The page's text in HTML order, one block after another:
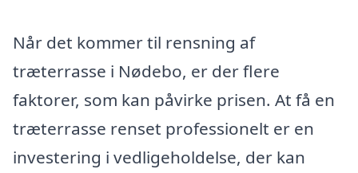
Når det kommer til rensning af
træterrasse i Nødebo, er der flere
faktorer, som kan påvirke prisen. At få en
træterrasse renset professionelt er en
investering i vedligeholdelse, der kan